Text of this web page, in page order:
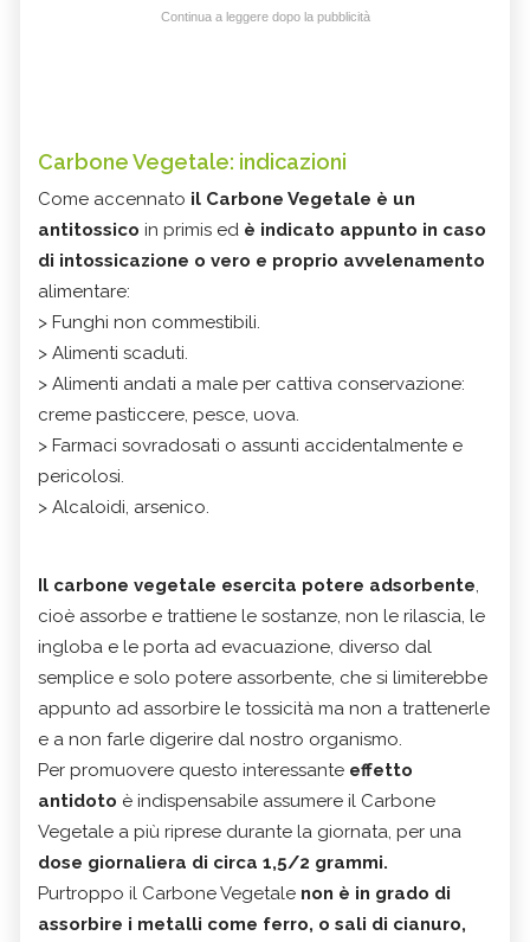
Continua a leggere dopo la pubblicità
Carbone Vegetale: indicazioni
Come accennato il Carbone Vegetale è un
antitossico in primis ed è indicato appunto in caso
di intossicazione o vero e proprio avvelenamento
alimentare:
> Funghi non commestibili.
> Alimenti scaduti.
> Alimenti andati a male per cattiva conservazione:
creme pasticcere, pesce, uova.
> Farmaci sovradosati o assunti accidentalmente e
pericolosi.
> Alcaloidi, arsenico.
Il carbone vegetale esercita potere adsorbente,
cioè assorbe e trattiene le sostanze, non le rilascia, le
ingloba e le porta ad evacuazione, diverso dal
semplice e solo potere assorbente, che si limiterebbe
appunto ad assorbire le tossicità ma non a trattenerle
e a non farle digerire dal nostro organismo.
Per promuovere questo interessante effetto
antidoto è indispensabile assumere il Carbone
Vegetale a più riprese durante la giornata, per una
dose giornaliera di circa 1,5/2 grammi.
Purtroppo il Carbone Vegetale non è in grado di
assorbire i metalli come ferro, o sali di cianuro,